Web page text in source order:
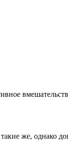
же, однако